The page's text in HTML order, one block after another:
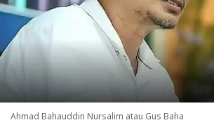
Ahmad Bahauddin Nursalim atau Gus Baha